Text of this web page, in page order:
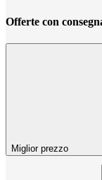
Offerte con
Miglior prezzo